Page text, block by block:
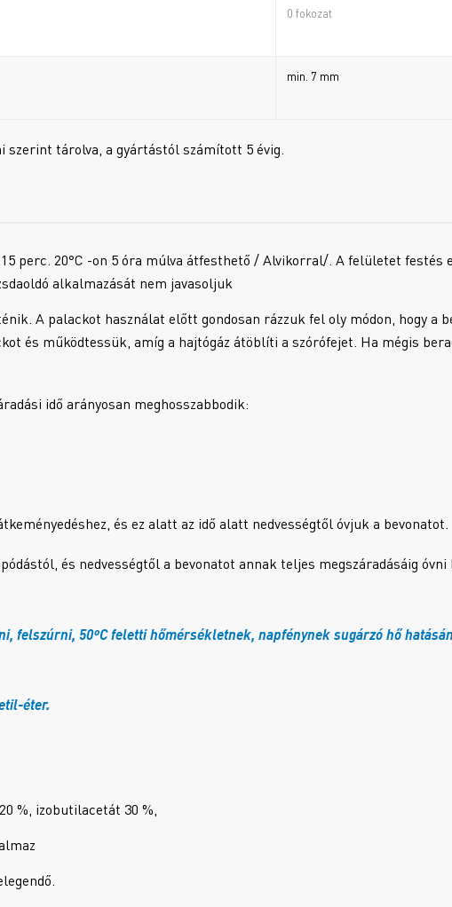
0 fokozat
min. 7 mm
szerint tárolva, a gyártástól számított 5 évig.
15 perc. 20°C -on 5 óra múlva átfesthető / Alvikorral/. A felületet
alkalmazását nem javasoljuk
A palackot használat előtt gondosan rázzuk fel oly módon, hogy a
és működtessük, amíg a hajtógáz átöblíti a szórófejet. Ha mégis
idő arányosan meghosszabbodik:
és ez alatt az idő alatt nedvességtől óvjuk a bevonatot.
és nedvességtől a bevonatot annak teljes megszáradásáig óvni
felszúrni, 50ºC feletti hőmérsékletnek, napfénynek sugárzó hő
éter.
%, izobutilacetát 30 %,